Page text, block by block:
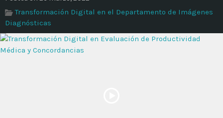
Time
Transformación Digital en el Departamento de Imágenes
Diagnósticas